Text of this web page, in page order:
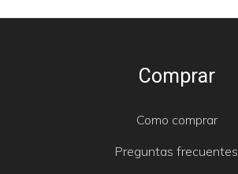
Comprar
Como comprar
Preguntas frecuentes